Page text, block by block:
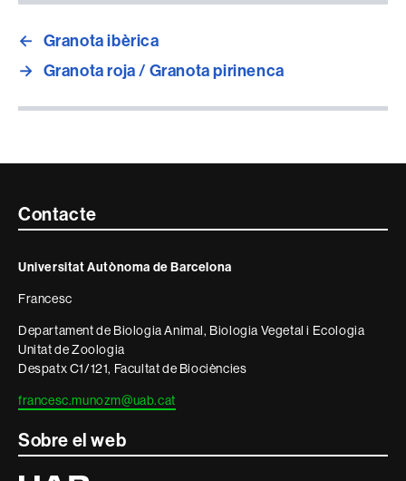
← Granota ibèrica
→ Granota roja / Granota pirinenca
Contacte
informació
legal
Contacte
Universitat Autònoma de Barcelona
Francesc
Departament de Biologia Animal, Biologia Vegetal i Ecologia
Unitat de Zoologia
Despatx C1/121, Facultat de Biociències
francesc.munozm@uab.cat
Sobre el web
Universitat